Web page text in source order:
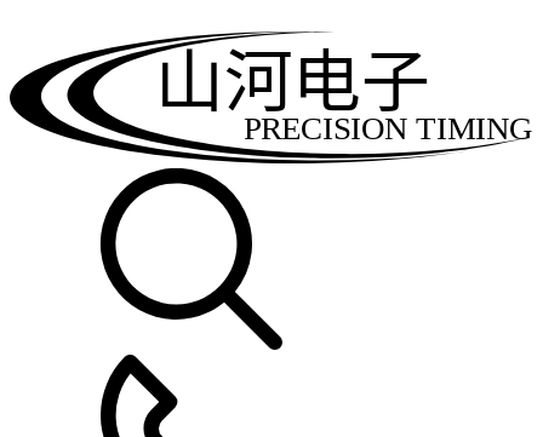
PRECISION TIMING
山河电子